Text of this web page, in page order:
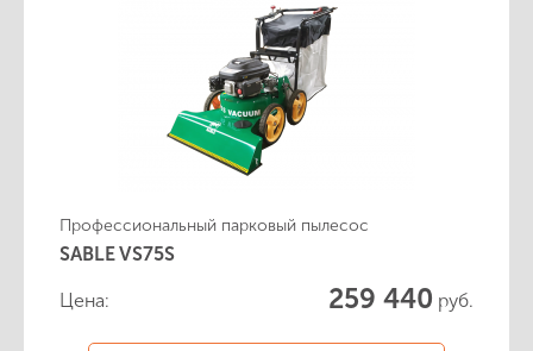
Профессиональный парковый пылесос
SABLE VS75S
Цена: 259 440 руб.